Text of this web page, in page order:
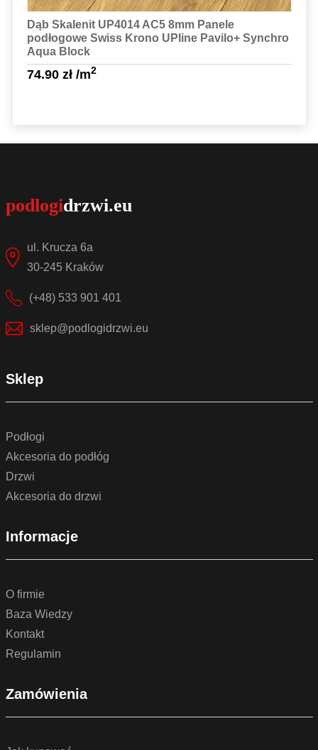
Dąb Skalenit UP4014 AC5 8mm Panele
podłogowe Swiss Krono UPline Pavilo+ Synchro
Aqua Block
74.90 zł/m2
ul. Krucza 6a
30-245 Kraków
(+48) 533 901 401
sklep@podlogidrzwi.eu
Sklep
Podłogi
Akcesoria do podłóg
Drzwi
Akcesoria do drzwi
Informacje
O firmie
Baza Wiedzy
Kontakt
Regulamin
Zamówienia